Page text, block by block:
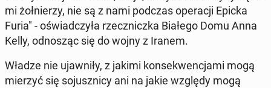
mi żoł­nie­rzy, nie są z nami podczas ope­ra­cji Epicka
Furia" - oświad­czy­ła rzecz­nicz­ka Białego Domu Anna
Kelly, od­no­sząc się do wojny z Iranem.
Władze nie ujaw­ni­ły, z jakimi kon­se­kwen­cja­mi mogą
mierzyć się so­jusz­ni­cy ani na jakie względy mogą